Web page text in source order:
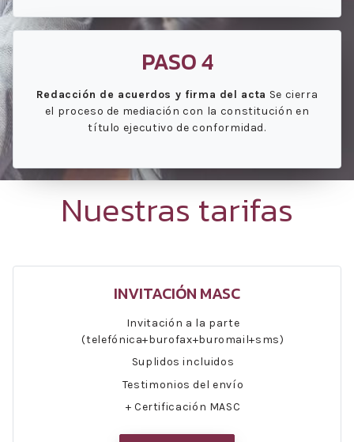
PASO 4
Redacción de acuerdos y firma del acta Se cierra
el proceso de mediación con la constitución en
título ejecutivo de conformidad.
Nuestras tarifas
INVITACIÓN MASC
Invitación a la parte
(telefónica+burofax+buromail+sms)
Suplidos incluidos
Testimonios del envío
+ Certificación MASC